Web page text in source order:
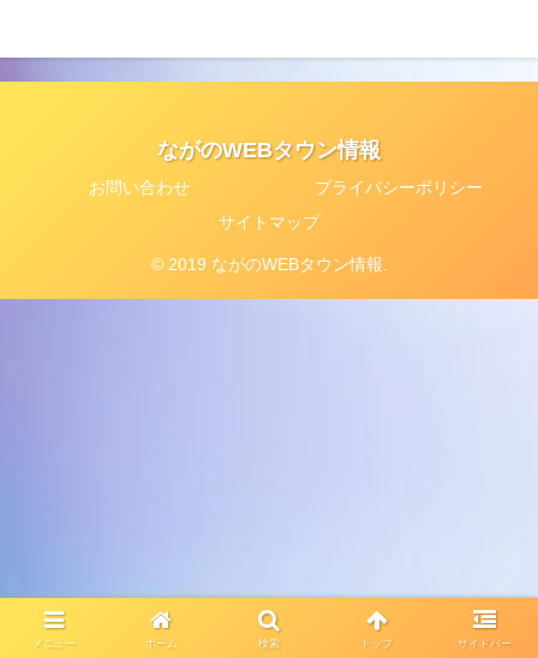
ながのWEBタウン情報
お問い合わせ
プライバシーポリシー
サイトマップ
© 2019 ながのWEBタウン情報.
メニュー ホーム 検索 トップ サイドバー